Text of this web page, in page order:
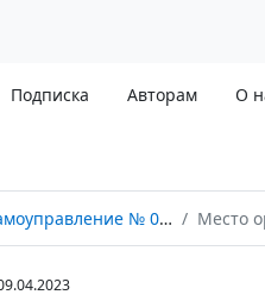
Подписка Авторам О
№ 04/2023 Место органов